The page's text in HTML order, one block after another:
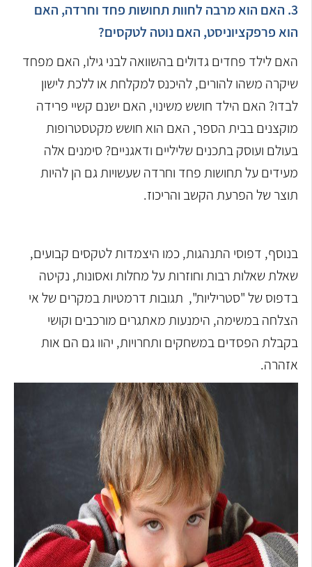
3. האם הוא מרבה לחוות תחושות פחד וחרדה, האם
הוא פרפקציוניסט, האם נוטה לטקסים?
האם לילד פחדים גדולים בהשוואה לבני גילו, האם מפחד
שיקרה משהו להורים, להיכנס למקלחת או ללכת לישון
לבדו? האם הילד חושש משינוי, האם ישנם קשיי פרידה
מוקצנים בבית הספר, האם הוא חושש מקטסטרופות
בעולם ועוסק בתכנים שליליים ודאגניים? סימנים אלה
מעידים על תחושות פחד וחרדה שעשויות גם הן להיות
תוצר של הפרעת הקשב והריכוז.
בנוסף, דפוסי התנהגות, כמו היצמדות לטקסים קבועים,
שאלת שאלות רבות וחוזרות על מחלות ואסונות, נקיטה
בדפוס של "סטריליות", תגובות דרמטיות במקרים של אי
הצלחה במשימה, הימנעות מאתגרים מורכבים וקושי
בקבלת הפסדים במשחקים ותחרויות, יהוו גם הם אות
אזהרה.